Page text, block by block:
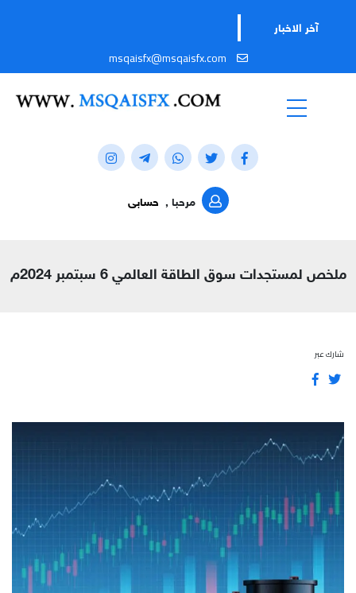
آخر الاخبار
msqaisfx@msqaisfx.com
مرحبا , حسابى
ملخص لمستجدات سوق الطاقة العالمي 6 سبتمبر 2024م
شارك عبر